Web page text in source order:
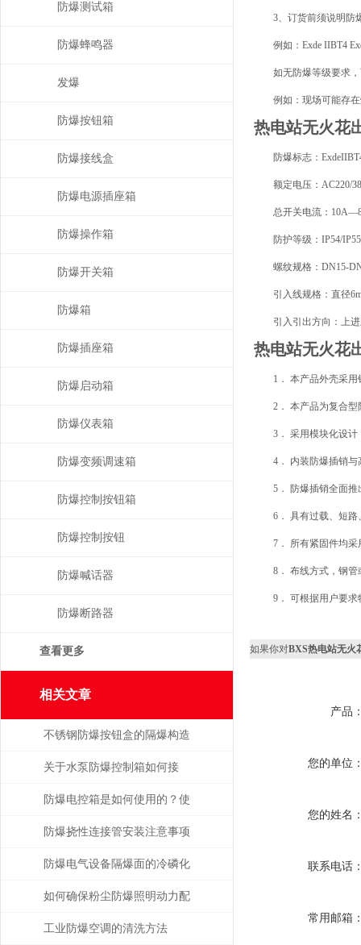
3、订货前须说明防
例如：Exde IIBT4
如无防爆等级要求，
例如：现场可能存在
热电站无火花
防爆标志：ExdeIIBT4/
额定电压：AC220/
总开关电流：
防护等级：IP54/
螺纹规格：DN15-
引入线规格：直径
引入引出方向：上进
热电站无火花
1． 本产品外壳采用铝
2． 本产品为复合型防
3． 采用模块化设计
4． 内装防爆插销与
5． 防爆插销全面推出
6． 具有过载、短路
7． 所有紧固件均采
8． 布线方式，钢管
9． 可根据用户要求
如果你对BXS热电站无火
产品
您的单位
您的姓名
联系电话
常用邮箱
防爆测试箱
防爆蜂鸣器
发爆
防爆按钮箱
防爆接线盒
防爆电源插座箱
防爆操作箱
防爆开关箱
防爆箱
防爆插座箱
防爆启动箱
防爆仪表箱
防爆变频调速箱
防爆控制按钮箱
防爆控制按钮
防爆喊话器
防爆断路器
查看更多
相关文章
不锈钢防爆按钮盒的隔爆构造
与危化工况应用技术探析
关于水泵防爆控制箱如何接
线，一起来探讨一下！
防爆电控箱是如何使用的？使
用时有哪些注意事项？
防爆挠性连接管安装注意事项
防爆电气设备隔爆面的冷磷化
处理
如何确保粉尘防爆照明动力配
电箱的可靠性？
工业防爆空调的清洗方法